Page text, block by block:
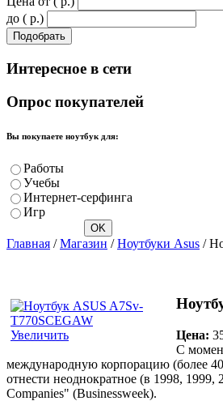
до ( p.)
Интересное в сети
Опрос покупателей
Вы покупаете ноутбук для:
Работы
Учебы
Интернет-серфинга
Игр
Главная /Магазин /Ноутбуки Asus /
Увеличить Цена:
С
международную корпорацию (более
отнести неоднократное (в 1998,
Companies" (Businessweek).